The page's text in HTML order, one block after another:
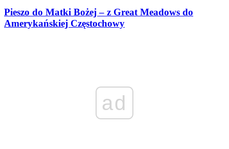
Pieszo do Matki Bożej – z Great Meadows do
Amerykańskiej Częstochowy
ad